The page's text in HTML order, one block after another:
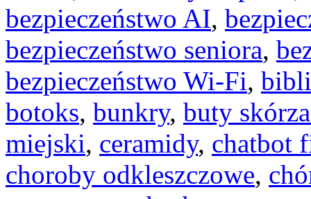
bezpieczeństwo AI,
bezpieczeństwo seniora,
bezpieczeństwo Wi-Fi,
botoks, bunkry, buty
miejski, ceramidy, chatbot
choroby odkleszczowe,